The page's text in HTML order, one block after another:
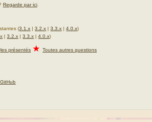
Regarde par ici.
(3.1.x |3.2.x |3.3.x |4.0.x)
|3.2.x |3.3.x |4.0.x)
présentés ★ Toutes autres questions